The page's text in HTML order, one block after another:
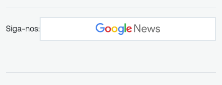
Siga-nos: